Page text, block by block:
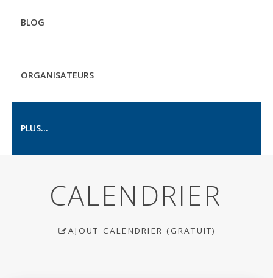
BLOG
ORGANISATEURS
PLUS...
CALENDRIER
AJOUT CALENDRIER (GRATUIT)